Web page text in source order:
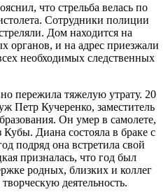
что стрельба велась по
Сотрудники полиции
Дом находится на
органов, и на адрес приезжали
необходимых следственных
пережила тяжелую утрату. 20
Петр Кучеренко, заместитель
Он умер в самолете,
Диана состояла в браке с
подряд она встретила свой
призналась, что год был
родных, близких и коллег
деятельность.